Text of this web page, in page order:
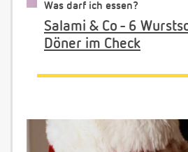
Was darf ich essen?
Salami & Co - 6
Döner im Check